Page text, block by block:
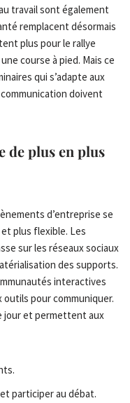
travail sont également
remplacent désormais
plus pour le rallye
course à pied. Mais ce
qui s’adapte aux
doivent
de plus en plus
d’entreprise se
plus flexible. Les
sur les réseaux sociaux
des supports.
interactives
pour communiquer.
jour et permettent aux
participer au débat.